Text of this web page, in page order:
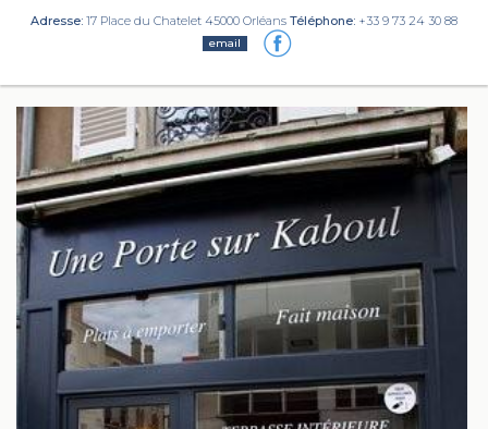
Adresse: 17 Place du Chatelet 45000 Orléans Téléphone: +33 9 73 24 30 88
email